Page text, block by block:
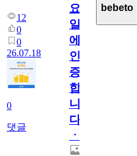
12
0
0
26.07.18
0
댓글
요
일
에
인
증
합
니
다
ㆍ
bebeto